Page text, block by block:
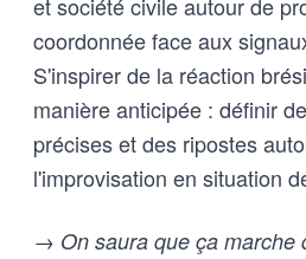
coordonnée face aux
S'inspirer de la réaction
manière anticipée : définir
précises et des ripostes
l'improvisation en situation
→ On saura que ça marche